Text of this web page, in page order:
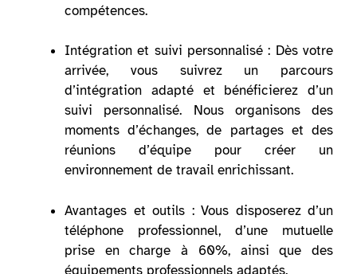
compétences.
Intégration et suivi personnalisé : Dès votre
arrivée, vous suivrez un parcours
d’intégration adapté et bénéficierez d’un
suivi personnalisé. Nous organisons des
moments d’échanges, de partages et des
réunions d’équipe pour créer un
environnement de travail enrichissant.
Avantages et outils : Vous disposerez d’un
téléphone professionnel, d’une mutuelle
prise en charge à 60%, ainsi que des
équipements professionnels adaptés.